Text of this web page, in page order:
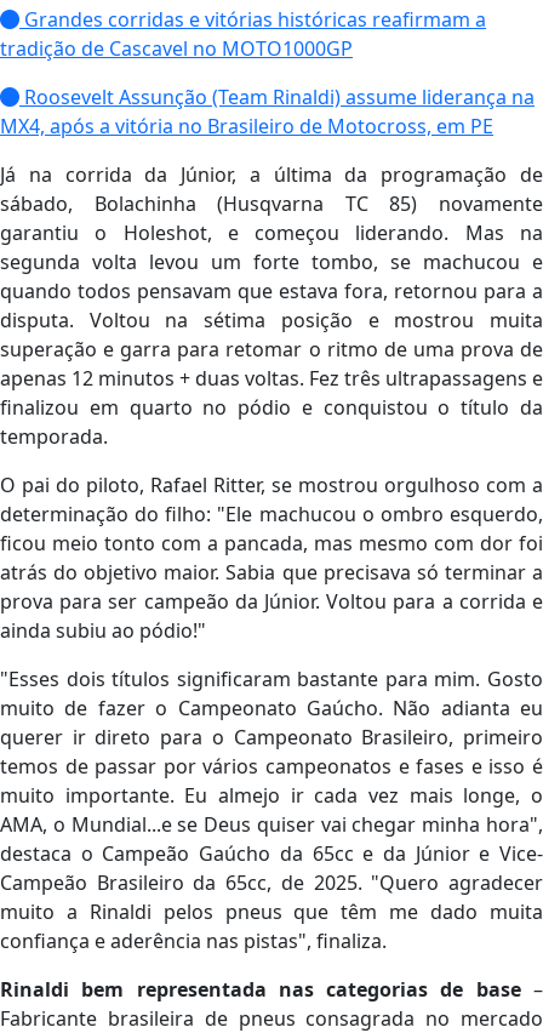
Grandes corridas e vitórias históricas reafirmam a
tradição de Cascavel no MOTO1000GP
Roosevelt Assunção (Team Rinaldi) assume liderança na
MX4, após a vitória no Brasileiro de Motocross, em PE
Já na corrida da Júnior, a última da programação de
sábado, Bolachinha (Husqvarna TC 85) novamente
garantiu o Holeshot, e começou liderando. Mas na
segunda volta levou um forte tombo, se machucou e
quando todos pensavam que estava fora, retornou para a
disputa. Voltou na sétima posição e mostrou muita
superação e garra para retomar o ritmo de uma prova de
apenas 12 minutos + duas voltas. Fez três ultrapassagens e
finalizou em quarto no pódio e conquistou o título da
temporada.
O pai do piloto, Rafael Ritter, se mostrou orgulhoso com a
determinação do filho: "Ele machucou o ombro esquerdo,
ficou meio tonto com a pancada, mas mesmo com dor foi
atrás do objetivo maior. Sabia que precisava só terminar a
prova para ser campeão da Júnior. Voltou para a corrida e
ainda subiu ao pódio!"
"Esses dois títulos significaram bastante para mim. Gosto
muito de fazer o Campeonato Gaúcho. Não adianta eu
querer ir direto para o Campeonato Brasileiro, primeiro
temos de passar por vários campeonatos e fases e isso é
muito importante. Eu almejo ir cada vez mais longe, o
AMA, o Mundial...e se Deus quiser vai chegar minha hora",
destaca o Campeão Gaúcho da 65cc e da Júnior e Vice-
Campeão Brasileiro da 65cc, de 2025. "Quero agradecer
muito a Rinaldi pelos pneus que têm me dado muita
confiança e aderência nas pistas", finaliza.
Rinaldi bem representada nas categorias de base–
Fabricante brasileira de pneus consagrada no mercado